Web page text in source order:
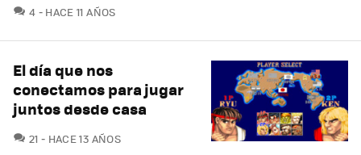
4 COMENTARIOS
HACE 11 AÑOS
El día que nos
conectamos para jugar
juntos desde casa
21 COMENTARIOS
HACE 13 AÑOS